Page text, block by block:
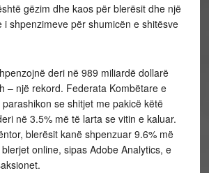
gëzim dhe kaos për blerësit dhe një
i shpenzimeve për shumicën e shitësve
deri në 989 miliardë dollarë
– një rekord. Federata Kombëtare e
se shitjet me pakicë këtë
në 3.5% më të larta se vitin e kaluar.
blerësit kanë shpenzuar 9.6% më
online, sipas Adobe Analytics, e